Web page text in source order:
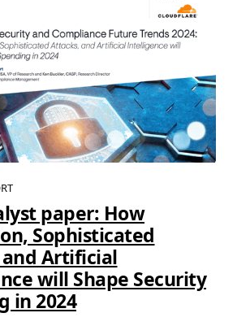
paper: How
Sophisticated
Artificial
will Shape Security
in 2024